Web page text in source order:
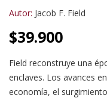
Autor: Jacob F. Field
$39.900
Field reconstruye una
enclaves. Los avan­ces
economía, el